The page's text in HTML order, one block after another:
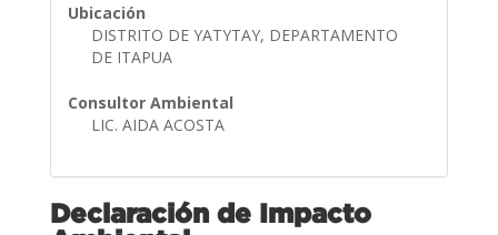
Ubicación
DISTRITO DE YATYTAY, DEPARTAMENTO
DE ITAPUA
Consultor Ambiental
LIC. AIDA ACOSTA
Declaración de Impacto